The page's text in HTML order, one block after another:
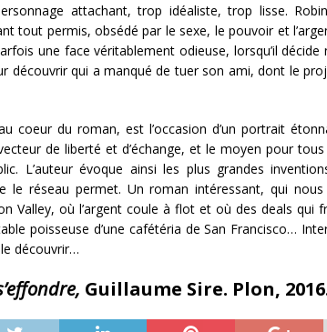
attachant, trop idéaliste, trop lisse.
tout permis, obsédé par le sexe, le pouvoir et
une face véritablement odieuse, lorsqu’il
découvrir qui a manqué de tuer son ami, dont le
coeur du roman, est l’occasion d’un portrait
de liberté et d’échange, et le moyen pour
L’auteur évoque ainsi les plus grandes
le réseau permet. Un roman intéressant, qui nous
Valley, où l’argent coule à flot et où des deals qui
poisseuse d’une cafétéria de San Francisco…
découvrir…
Guillaume Sire. Plon,